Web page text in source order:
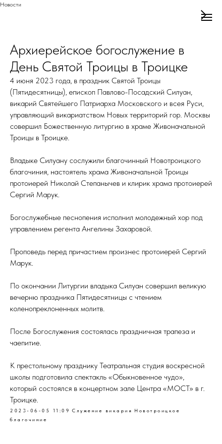
Новости
Архиерейское богослужение в
День Святой Троицы в Троицке
4 июня 2023 года, в праздник Святой Троицы
(Пятидесятницы), епископ Павлово-Посадский Силуан,
викарий Святейшего Патриарха Московского и всея Руси,
управляющий викариатством Новых территорий гор. Москвы
совершил Божественную литургию в храме Живоначальной
Троицы в Троицке.
Владыке Силуану сослужили благочинный Новотроицкого
благочиния, настоятель храма Живоначальной Троицы
протоиерей Николай Степанычев и клирик храма протоиерей
Сергий Марук.
Богослужебные песнопения исполнил молодежный хор под
управлением регента Ангелины Захаровой.
Проповедь перед причастием произнес протоиерей Сергий
Марук.
По окончании Литургии владыка Силуан совершил великую
вечерню праздника Пятидесятницы с чтением
коленопреклоненных молитв.
После Богослужения состоялась праздничная трапеза и
чаепитие.
К престольному празднику Театральная студия воскресной
школы подготовила спектакль «Обыкновенное чудо»,
который состоялся в концертном зале Центра «МОСТ» в г.
Троицке.
2023-06-05 11:09 Служение викария Новотроицкое
благочиние